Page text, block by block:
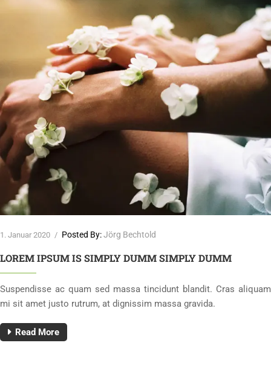
1. Januar 2020 / Posted By:Jörg Bechtold
LOREM IPSUM IS SIMPLY DUMM SIMPLY DUMM
Suspendisse ac quam sed massa tincidunt blandit. Cras aliquam
mi sit amet justo rutrum, at dignissim massa gravida.
Read More